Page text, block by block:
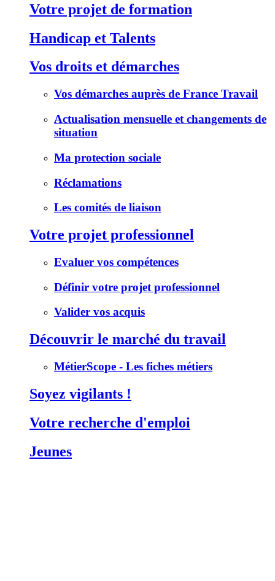
Votre projet de formation
Handicap et Talents
Vos droits et démarches
Vos démarches auprès de France Travail
Actualisation mensuelle et changements de
situation
Ma protection sociale
Réclamations
Les comités de liaison
Votre projet professionnel
Evaluer vos compétences
Définir votre projet professionnel
Valider vos acquis
Découvrir le marché du travail
MétierScope - Les fiches métiers
Soyez vigilants !
Votre recherche d'emploi
Jeunes